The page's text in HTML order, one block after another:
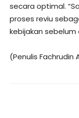
secara optimal.
proses reviu
kebijakan sebelum
(Penulis Fachrudin